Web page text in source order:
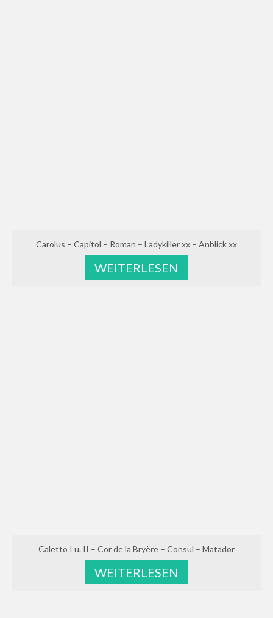
Carolus – Capitol – Roman – Ladykiller xx – Anblick xx
WEITERLESEN
Caletto I u. II – Cor de la Bryère – Consul – Matador
WEITERLESEN